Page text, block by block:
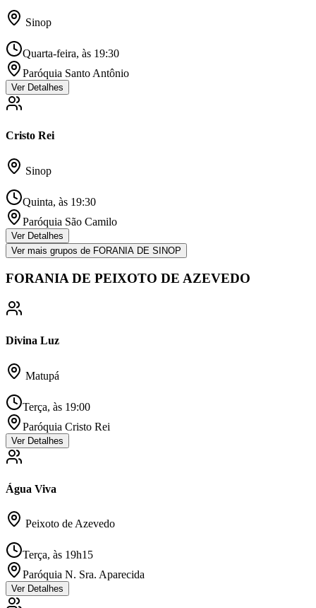
Sinop
Quarta-feira, às 19:30
Paróquia Santo Antônio
Ver Detalhes
Cristo Rei
Sinop
Quinta, às 19:30
Paróquia São Camilo
Ver Detalhes
Ver mais grupos de FORANIA DE SINOP
FORANIA DE PEIXOTO DE AZEVEDO
Divina Luz
Matupá
Terça, às 19:00
Paróquia Cristo Rei
Ver Detalhes
Água Viva
Peixoto de Azevedo
Terça, às 19h15
Paróquia N. Sra. Aparecida
Ver Detalhes